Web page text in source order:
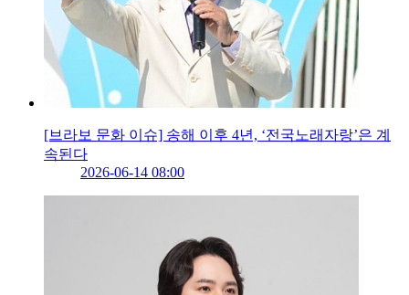
[브라보 문화 이슈] 송해 이후 4년, ‘전국노래자랑’은 계
속된다
2026-06-14 08:00